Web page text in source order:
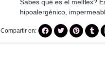
Sabes qué es el melflex?
hipoalergénico,
Compartir en: